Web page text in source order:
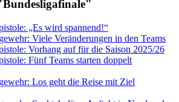
„Es wird spannend!“
Viele Veränderungen in den Teams
Vorhang auf für die Saison 2025/26
Fünf Teams starten doppelt
Los geht die Reise mit Ziel